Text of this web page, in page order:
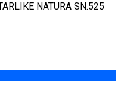
NATURA SN.525